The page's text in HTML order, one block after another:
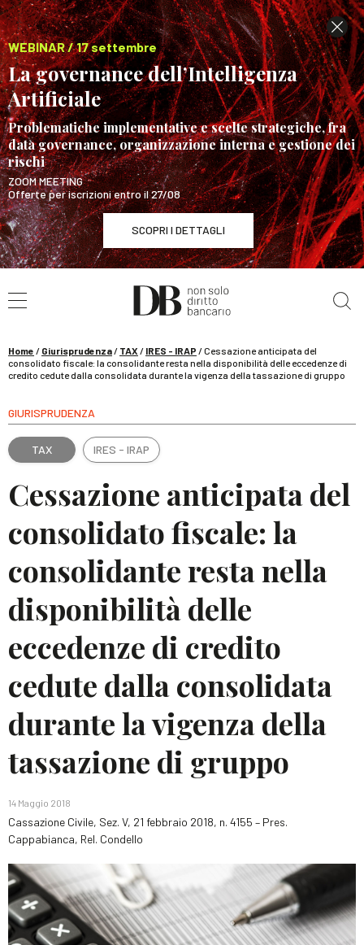
WEBINAR / 17 settembre
La governance dell’Intelligenza
Artificiale
Problematiche implementative e scelte strategiche, fra
data governance, organizzazione interna e gestione dei
rischi
ZOOM MEETING
Offerte per iscrizioni entro il 27/08
SCOPRI I DETTAGLI
WEBINAR / 17 settembre
La governance dell’Intelligenza Artificiale
Home / Giurisprudenza/ TAX / IRES - IRAP /Cessazione anticipata del
consolidato fiscale: la consolidante resta nella disponibilità delle eccedenze di
credito cedute dalla consolidata durante la vigenza della tassazione di gruppo
GIURISPRUDENZA
TAX IRES - IRAP
Cessazione anticipata del
consolidato fiscale: la
consolidante resta nella
disponibilità delle
eccedenze di credito
cedute dalla consolidata
durante la vigenza della
tassazione di gruppo
14 Maggio 2018
Cassazione Civile, Sez. V, 21 febbraio 2018, n. 4155 – Pres.
Cappabianca, Rel. Condello